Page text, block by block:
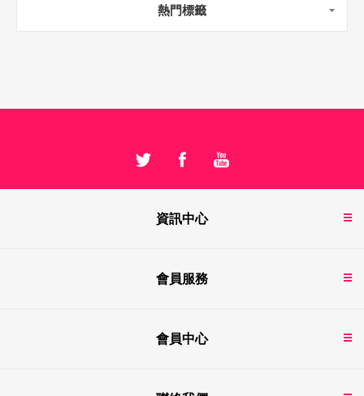
熱門標籤
資訊中心
會員服務
會員中心